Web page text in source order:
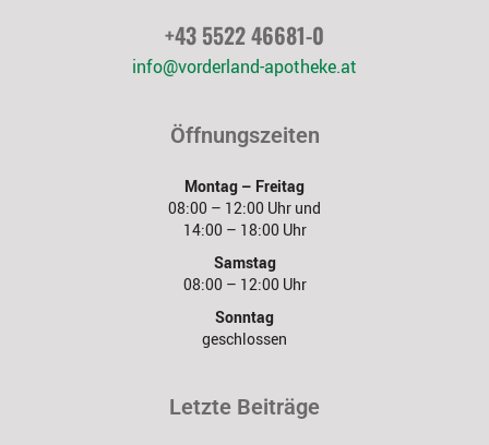
+43 5522 46681-0
info@vorderland-apotheke.at
Öffnungszeiten
Montag – Freitag
08:00 – 12:00 Uhr und
14:00 – 18:00 Uhr
Samstag
08:00 – 12:00 Uhr
Sonntag
geschlossen
Letzte Beiträge